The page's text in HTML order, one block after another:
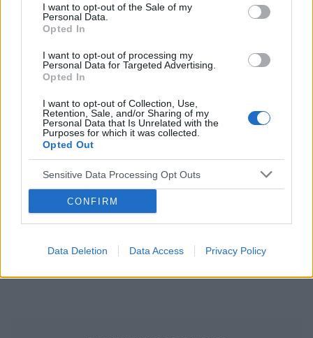
I want to opt-out of the Sale of my
Personal Data.
Opted In
I want to opt-out of processing my
Personal Data for Targeted Advertising.
Opted In
I want to opt-out of Collection, Use,
Retention, Sale, and/or Sharing of my
Personal Data that Is Unrelated with the
Purposes for which it was collected.
Opted Out
Sensitive Data Processing Opt Outs
CONFIRM
Data Deletion Data Access Privacy Policy
embolizacja mięśniaków macicy
ropień gruczołu bartholina
Reklama: